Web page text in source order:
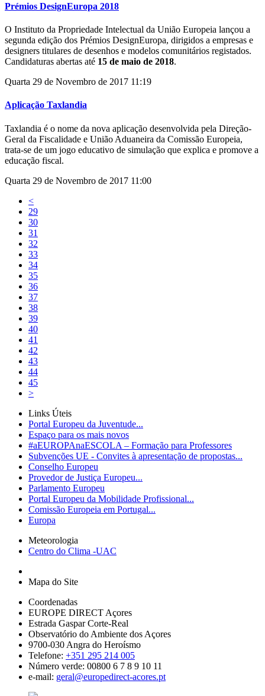
Prémios DesignEuropa 2018
O Instituto da Propriedade Intelectual da União Europeia lançou a
segunda edição dos Prémios DesignEuropa, dirigidos a empresas e
designers titulares de desenhos e modelos comunitários registados.
Candidaturas abertas até 15 de maio de 2018.
Quarta 29 de Novembro de 2017 11:19
Aplicação Taxlandia
Taxlandia é o nome da nova aplicação desenvolvida pela Direção-
Geral da Fiscalidade e União Aduaneira da Comissão Europeia,
trata-se de um jogo educativo de simulação que explica e promove a
educação fiscal.
Quarta 29 de Novembro de 2017 11:00
<
29
30
31
32
33
34
35
36
37
38
39
40
41
42
43
44
45
>
Links Úteis
Portal Europeu da Juventude...
Espaço para os mais novos
#aEUROPAnaESCOLA – Formação para Professores
Subvenções UE - Convites à apresentação de propostas...
Conselho Europeu
Provedor de Justiça Europeu...
Parlamento Europeu
Portal Europeu da Mobilidade Profissional...
Comissão Europeia em Portugal...
Europa
Meteorologia
Centro do Clima -UAC
Mapa do Site
Coordenadas
EUROPE DIRECT Açores
Estrada Gaspar Corte-Real
Observatório do Ambiente dos Açores
9700-030 Angra do Heroísmo
Telefone: +351 295 214 005
Número verde: 00800 6 7 8 9 10 11
e-mail: geral@europedirect-acores.pt